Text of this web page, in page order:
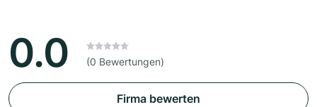
0.0 (0 Bewertungen)
Firma bewerten